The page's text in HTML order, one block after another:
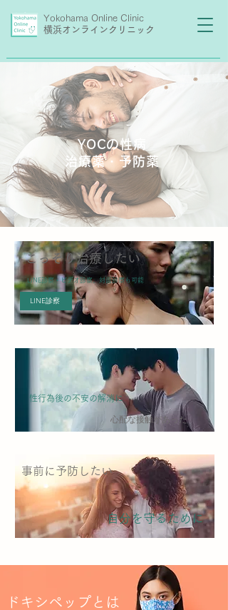
Yokohama Online Clinic
横浜オンラインクリニック
YOCの​性病
治療薬・予防薬
こっそり治療したい
LINE診察・ビデオ診察、対面診察も可能
LINE診察
性行為後の不安の解消に
心配な接触があった
事前に予防したい
自分を守るために
ドキシペップとは